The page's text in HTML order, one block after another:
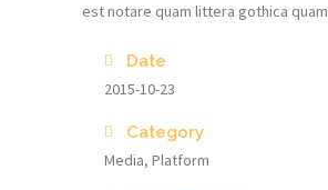
est notare quam littera gothica quam
Date
2015-10-23
Category
Media, Platform